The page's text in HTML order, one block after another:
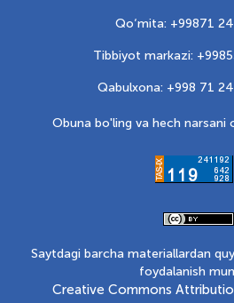
Qo‘mita: +99871
Tibbiyot markazi:
Qabulxona: +998 71
Obuna bo'ling va hech narsani
Saytdagi barcha materiallardan
foydalanish
Creative Commons